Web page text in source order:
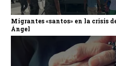
Migrantes «santos» en la crisis
Ángel